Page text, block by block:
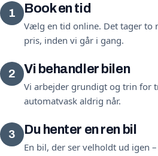
1 Book en tid
Vælg en tid online. Det tager to
pris, inden vi går i gang.
2 Vi behandler bilen
Vi arbejder grundigt og trin for
automatvask aldrig når.
3 Du henter en ren bil
En bil, der ser velholdt ud igen